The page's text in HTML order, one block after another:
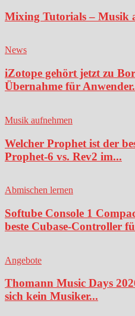
Mixing Tutorials – Musik
News
iZotope gehört jetzt zu
Übernahme für
Musik aufnehmen
Welcher Prophet ist der
Prophet-6 vs. Rev2 im...
Abmischen lernen
Softube Console 1
beste Cubase-Controller
Angebote
Thomann Music Days
sich kein Musiker...